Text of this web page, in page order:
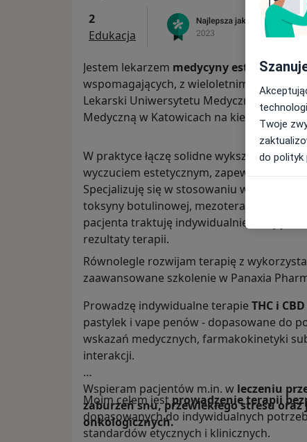
2
Edukacja
Jestem lekarzem medycyny estetycznej
wspomagających, z wieloletnim
Lekarski Uniwersytetu Medycznego we
Medyczną w Katowicach na kierunku
W praktyce łączę solidne wykształcenie
wyczuciem estetycznym, zapewniając
Specjalizuję się w stosowaniu
toksyny botulinowej, mezoterapii igłowej
pacjenta traktuję indywidualnie, dbając o
rezultaty terapii.
Równolegle rozwijam terapię z
zaawansowane szkolenie w Panaxia
Prowadzę indywidualne terapie THC i CBD
pastylek i vape penów - dopasowane do
wskazań medycznych, farmakokinetyki
interakcji.
Wspieram pacjentów m.in. w leczeniu
zaburzeń snu, przewlekłego stresu
onkologicznych.
Moim celem jestprowadzenie terapii
dopasowanych do indywidualnych
standardów etycznych i klinicznych.
Twoje
do polityk